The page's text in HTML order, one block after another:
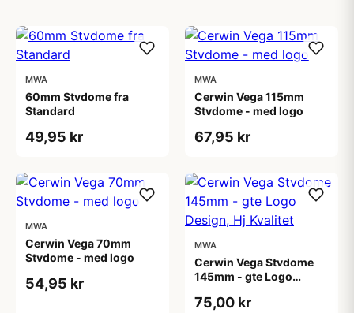
MWA
60mm Stvdome fra
Standard
49,95 kr
MWA
Cerwin Vega 115mm
Stvdome - med logo
67,95 kr
MWA
Cerwin Vega 70mm
Stvdome - med logo
54,95 kr
MWA
Cerwin Vega Stvdome
145mm - gte Logo
75,00 kr